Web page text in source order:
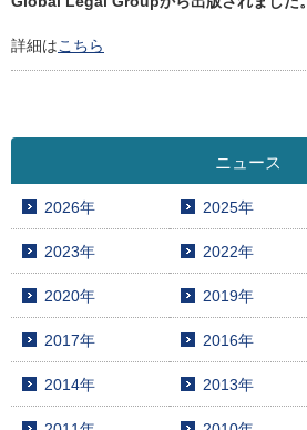
詳細はこちら
ニュース
2026年 2025年
2023年 2022年
2020年 2019年
2017年 2016年
2014年 2013年